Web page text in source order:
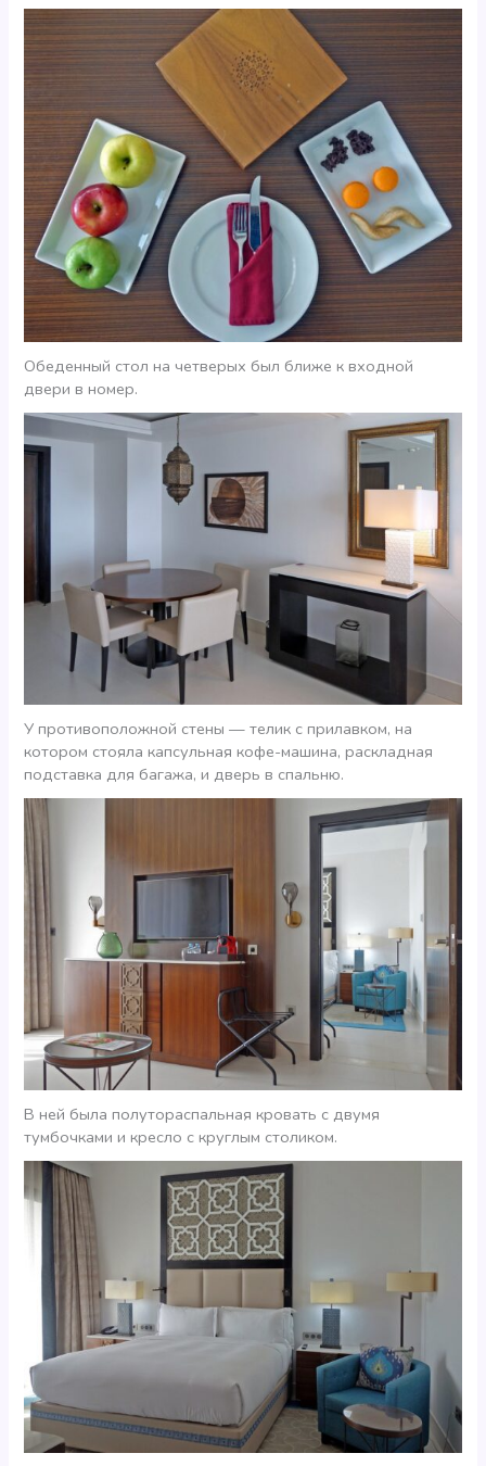
Обеденный стол на четверых был ближе к входной
двери в номер.
У противоположной стены — телик с прилавком, на
котором стояла капсульная кофе-машина, раскладная
подставка для багажа, и дверь в спальню.
В ней была полутораспальная кровать с двумя
тумбочками и кресло с круглым столиком.